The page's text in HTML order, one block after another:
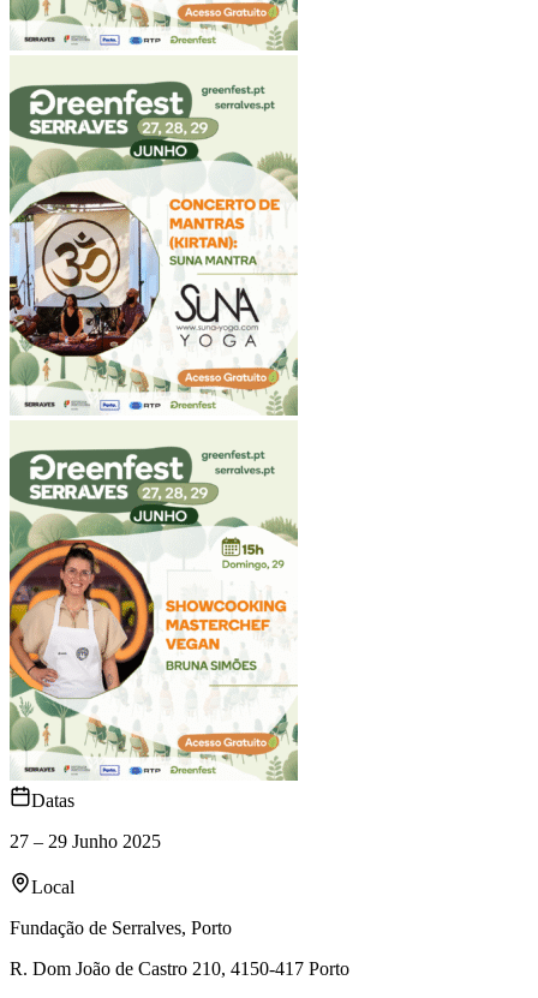
Datas
27 – 29 Junho 2025
Local
Fundação de Serralves, Porto
R. Dom João de Castro 210, 4150-417 Porto